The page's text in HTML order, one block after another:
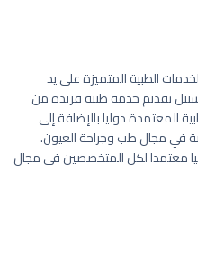
الطبية المتميزة على يد
تقديم خدمة طبية فريدة من
المعتمدة دوليا بالإضافة إلى
في مجال طب وجراحة العيون.
معتمدا لكل المتخصصين في مجال